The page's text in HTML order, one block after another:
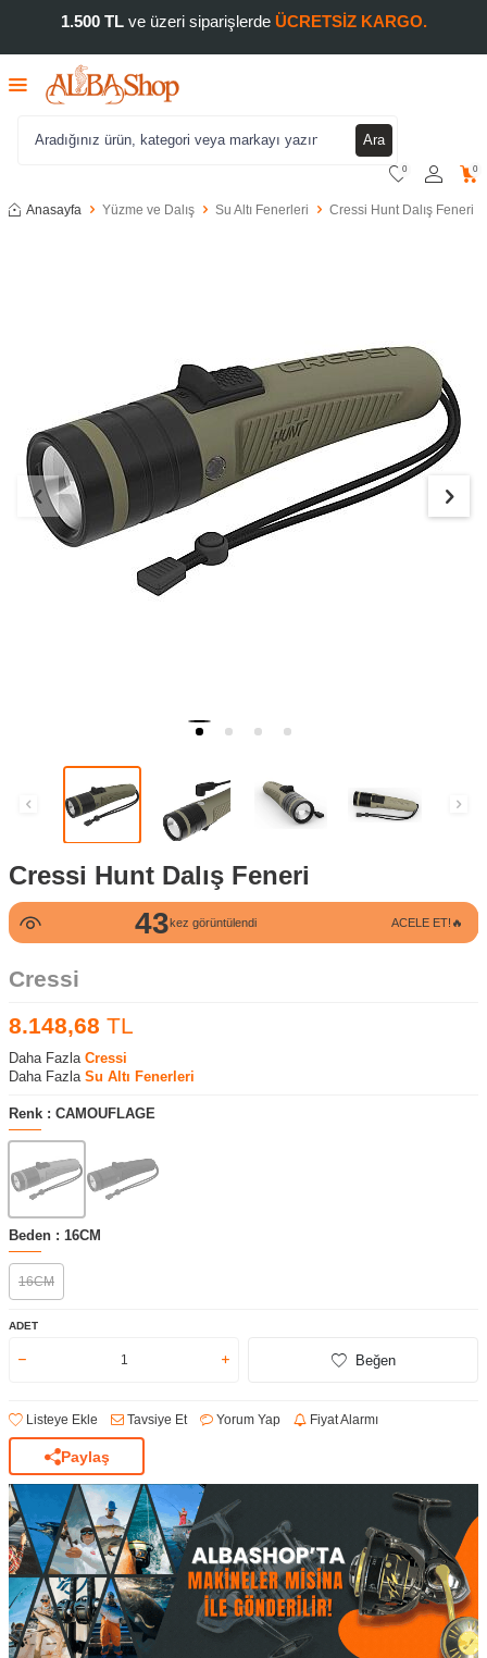
1.500 TLve üzeri siparişlerde ÜCRETSİZ KARGO.
Ara
0 0
Anasayfa Yüzme ve Dalış Su Altı Fenerleri Cressi Hunt Dalış Feneri
Cressi Hunt Dalış Feneri
43kez görüntülendi ACELE ET!🔥
Cressi
8.148,68 TL
Daha Fazla Cressi
Daha Fazla Su Altı Fenerleri
Renk : CAMOUFLAGE
Beden : 16CM
16CM
ADET
Beğen
Listeye Ekle Tavsiye Et Yorum Yap Fiyat Alarmı
Paylaş